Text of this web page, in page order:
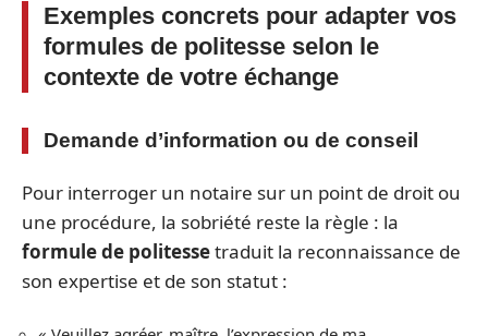
Exemples concrets pour adapter vos
formules de politesse selon le
contexte de votre échange
Demande d’information ou de conseil
Pour interroger un notaire sur un point de droit ou
une procédure, la sobriété reste la règle : la
formule de politessetraduit la reconnaissance de
son expertise et de son statut :